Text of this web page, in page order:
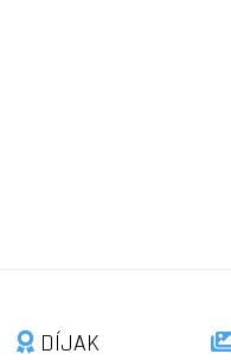
DÍJAK